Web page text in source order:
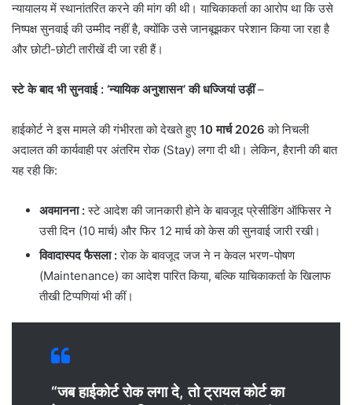
न्यायालय में स्थानांतरित करने की मांग की थी। याचिकाकर्ता का आरोप था कि उसे
निष्पक्ष सुनवाई की उम्मीद नहीं है, क्योंकि उसे जानबूझकर परेशान किया जा रहा है
और छोटी-छोटी तारीखें दी जा रही हैं।
स्टे के बाद भी सुनवाई : ‘न्यायिक अनुशासन’ की धज्जियां उड़ीं–
​हाईकोर्ट ने इस मामले की गंभीरता को देखते हुए 10 मार्च 2026 को निचली
अदालत की कार्यवाही पर अंतरिम रोक (Stay) लगा दी थी। लेकिन, हैरानी की बात
यह रही कि:
अवमानना :स्टे आदेश की जानकारी होने के बावजूद प्रेसीडिंग ऑफिसर ने
उसी दिन (10 मार्च) और फिर 12 मार्च को केस की सुनवाई जारी रखी।
विवादास्पद फैसला :रोक के बावजूद जज ने न केवल भरण-पोषण
(Maintenance) का आदेश पारित किया, बल्कि याचिकाकर्ता के खिलाफ
तीखी टिप्पणियां भी कीं।
“जब हाईकोर्ट रोक लगा दे, तो ट्रायल कोर्ट का